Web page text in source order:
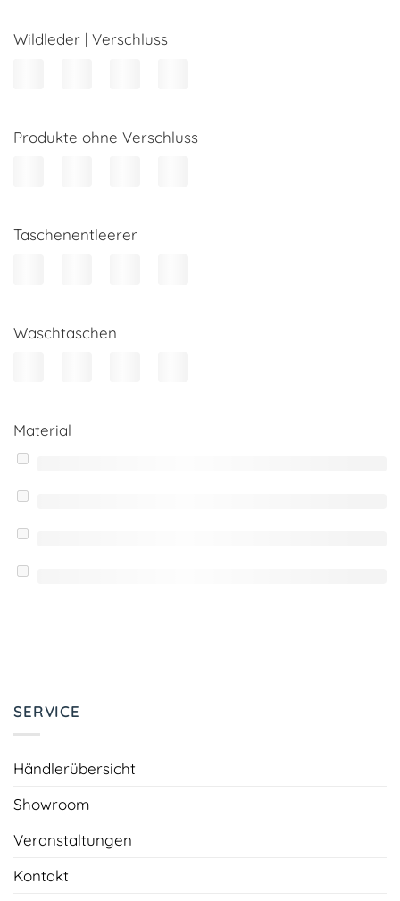
Wildleder | Verschluss
Produkte ohne Verschluss
Taschenentleerer
Waschtaschen
Material
SERVICE
Händlerübersicht
Showroom
Veranstaltungen
Kontakt